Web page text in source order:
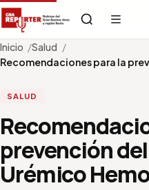
Inicio
Salud
Recomendaciones para la
SALUD
prevención
Urémico